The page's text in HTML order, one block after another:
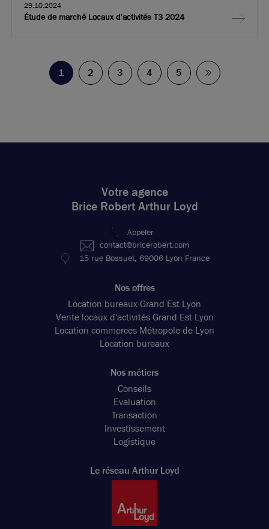
29.10.2024
Étude de marché Locaux d'activités T3 2024
1 2 3 4 5
Votre agence
Brice Robert Arthur Loyd
Appeler
contact@bricerobert.com
15 rue Bossuet, 69006 Lyon France
Nos offres
Location bureaux Grand Est Lyon
Vente locaux d'activités Grand Est Lyon
Location commerces Métropole de Lyon
Location bureaux
Nos métiers
Conseils
Evaluation
Transaction
Investissement
Logistique
Le réseau Arthur Loyd